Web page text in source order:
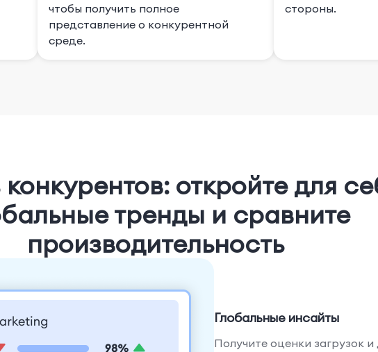
чтобы получить полное
представление о конкурентной
среде.
стороны.
откройте для
тренды и сравните
производительность
Глобальные инсайты
Получите оценки загрузок